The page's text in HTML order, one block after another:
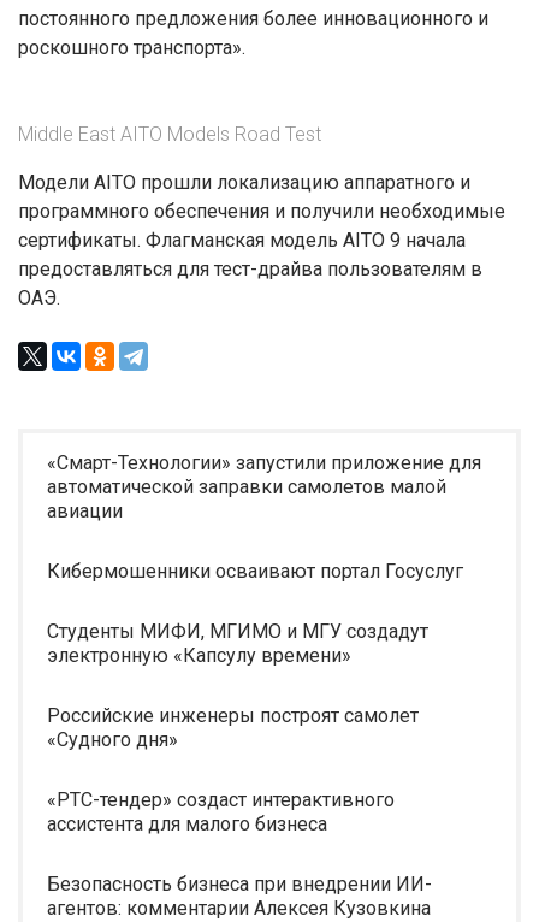
постоянного предложения более инновационного и
роскошного транспорта».
Middle East AITO Models Road Test
Модели AITO прошли локализацию аппаратного и
программного обеспечения и получили необходимые
сертификаты. Флагманская модель AITO 9 начала
предоставляться для тест-драйва пользователям в
ОАЭ.
«Смарт-Технологии» запустили приложение для
автоматической заправки самолетов малой
авиации
Кибермошенники осваивают портал Госуслуг
Студенты МИФИ, МГИМО и МГУ создадут
электронную «Капсулу времени»
Российские инженеры построят самолет
«Судного дня»
«РТС-тендер» создаст интерактивного
ассистента для малого бизнеса
Безопасность бизнеса при внедрении ИИ-
агентов: комментарии Алексея Кузовкина